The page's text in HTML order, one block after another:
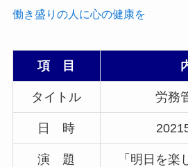
働き盛りの人に心の健康を
項 目
タイトル 労務
日 時
演 題 「明日を楽